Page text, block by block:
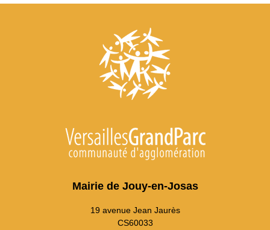
Mairie de Jouy-en-Josas
19 avenue Jean Jaurès
CS60033